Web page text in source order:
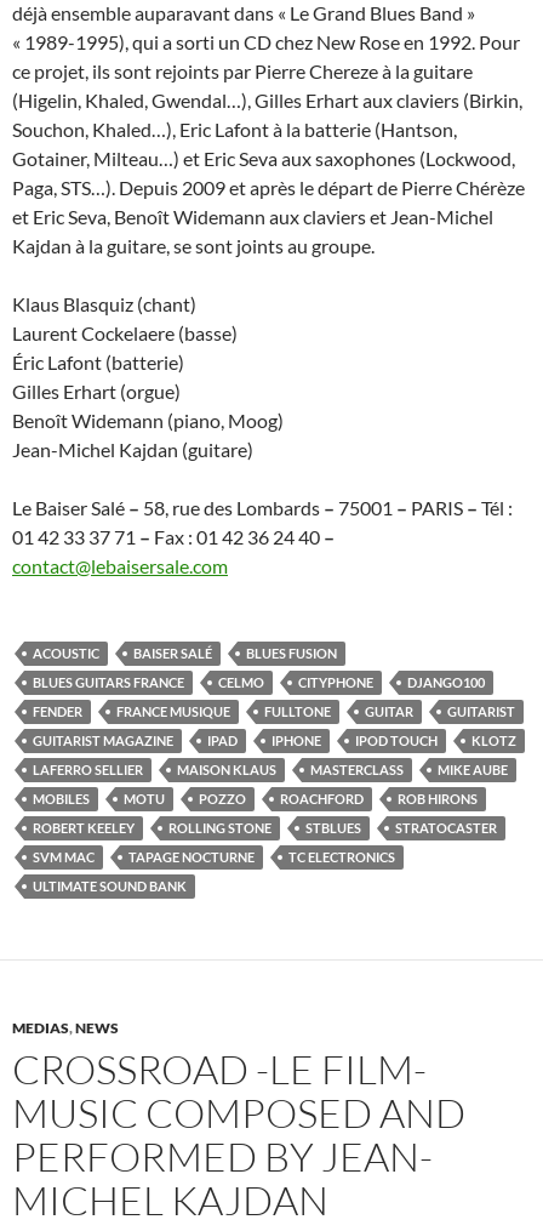
déjà ensemble auparavant dans « Le Grand Blues Band »
« 1989-1995), qui a sorti un CD chez New Rose en 1992. Pour
ce projet, ils sont rejoints par Pierre Chereze à la guitare
(Higelin, Khaled, Gwendal…), Gilles Erhart aux claviers (Birkin,
Souchon, Khaled…), Eric Lafont à la batterie (Hantson,
Gotainer, Milteau…) et Eric Seva aux saxophones (Lockwood,
Paga, STS…). Depuis 2009 et après le départ de Pierre Chérèze
et Eric Seva, Benoît Widemann aux claviers et Jean-Michel
Kajdan à la guitare, se sont joints au groupe.
Klaus Blasquiz (chant)
Laurent Cockelaere (basse)
Éric Lafont (batterie)
Gilles Erhart (orgue)
Benoît Widemann (piano, Moog)
Jean-Michel Kajdan (guitare)
Le Baiser Salé – 58, rue des Lombards – 75001 – PARIS – Tél :
01 42 33 37 71 – Fax : 01 42 36 24 40 –
contact@lebaisersale.com
ACOUSTIC BAISER SALÉ
BLUES FUSION
BLUES GUITARS FRANCE
CELMO CITYPHONE
DJANGO100
FENDER
FRANCE MUSIQUE FULLTONE GUITAR
GUITARIST
GUITARIST MAGAZINE
IPAD IPHONE IPOD TOUCH
KLOTZ
LAFERRO SELLIER
MAISON KLAUS MASTERCLASS
MIKE AUBE
MOBILES
MOTU POZZO ROACHFORD
ROB HIRONS
ROBERT KEELEY
ROLLING STONE STBLUES
STRATOCASTER
SVM MAC
TAPAGE NOCTURNE
TC ELECTRONICS
ULTIMATE SOUND BANK
MEDIAS,NEWS
CROSSROAD -LE FILM-
MUSIC COMPOSED AND
PERFORMED BY JEAN-
MICHEL KAJDAN